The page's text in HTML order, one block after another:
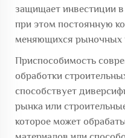
защищает инвестиции
при этом постоянную
меняющихся рыночных
Приспособимость
обработки
способствует
рынка или
которое может